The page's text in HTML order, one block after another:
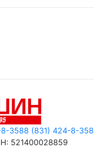
8 (831) 424-8-358
358
521400028859